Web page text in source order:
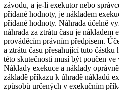
závodu, a je-li exekutor nebo
přidané hodnoty, je nákladem
přidané hodnoty. Náhrada účelně
náhrada za ztrátu času je nákladem
prováděcím právním předpisem.
a ztrátu času přesahující tuto
této skutečnosti musí být poučen
Náklady exekuce a náklady
základě příkazu k úhradě nákladů
způsobů určených v exekučním